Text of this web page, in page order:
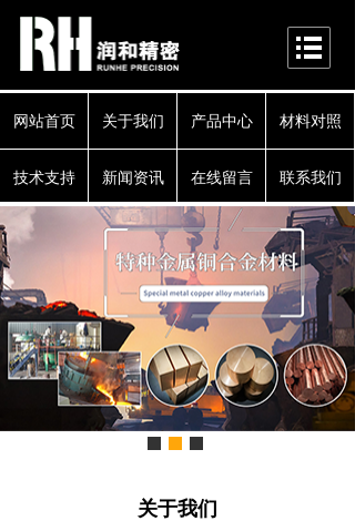
网站首页 关于我们 产品中心 材料对照
技术支持 新闻资讯 在线留言 联系我们
关于我们